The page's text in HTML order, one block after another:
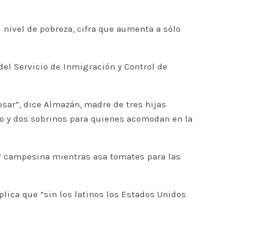
de pobreza, cifra que aumenta a sólo
Servicio de Inmigración y Control de
dice Almazán, madre de tres hijas
dos sobrinos para quienes acomodan en la
mientras asa tomates para las
que “sin los latinos los Estados Unidos